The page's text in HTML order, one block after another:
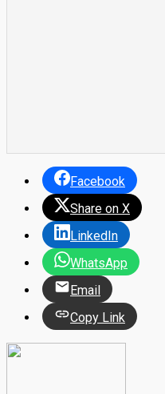
Facebook
Share on X
LinkedIn
WhatsApp
Email
Copy Link